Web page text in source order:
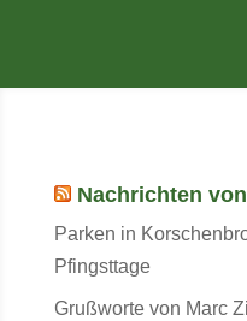
Nachrichten
Parken in
Pfingsttage
Grußworte von Marc